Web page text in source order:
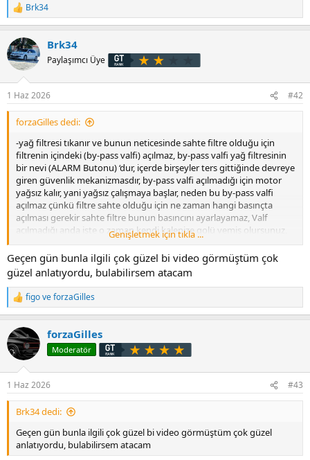
T
e
k
i
l
Brk34
Brk34
Paylaşımcı Üye
1 Haz 2026 #42
forzaGilles dedi:
-yağ filtresi tıkanır ve bunun neticesinde sahte filtre olduğu için
filtrenin içindeki (by-pass valfi) açılmaz, by-pass valfi yağ filtresinin
bir nevi (ALARM Butonu) ‘dur, içerde birşeyler ters gittiğinde devreye
giren güvenlik mekanizmasdır, by-pass valfi açılmadığı için motor
yağsız kalır, yani yağsız çalışmaya başlar, neden bu by-pass valfi
açılmaz çünkü filtre sahte olduğu için ne zaman hangi basınçta
açılması gerekir sahte filtre bunun basıncını ayarlayamaz, Valf
açılmadığı anda işte o zaman kendi kalenize golü yemiş olursunuz,
hemde öyle 2-3 ayda falan değil, 1-2 dakika içinde motoru
kucağınıza almış olursunuz,
Genişletmek için tıkla ...
Geçen gün bunla ilgili çok güzel bi video görmüştüm çok
güzel anlatıyordu, bulabilirsem atacam
T
e
k
i
l
figoveforzaGilles
forzaGilles
Moderatör
1 Haz 2026 #43
Brk34 dedi:
Geçen gün bunla ilgili çok güzel bi video görmüştüm çok güzel
anlatıyordu, bulabilirsem atacam